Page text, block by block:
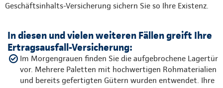
Geschäftsinhalts-Versicherung sichern Sie so Ihre Existenz.
In diesen und vielen weiteren Fällen greift Ihre
Ertragsausfall-Versicherung:
Im Morgengrauen finden Sie die aufgebrochene Lager­tür
vor. Mehrere Paletten mit hochwertigen Rohmaterialien
und bereits gefertigten Gütern wurden entwendet. Ihre